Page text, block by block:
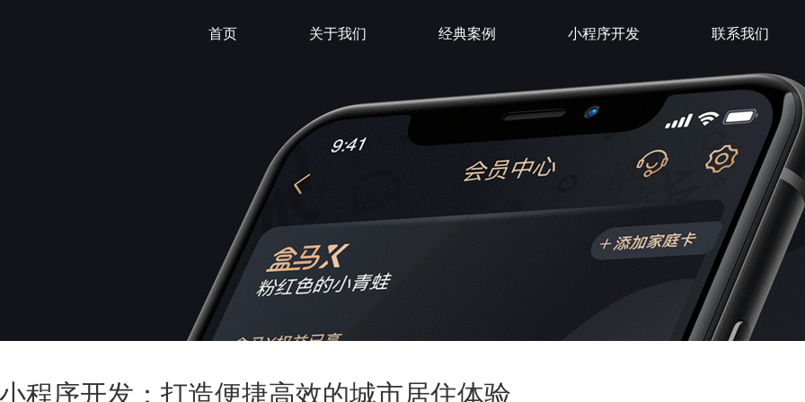
首页 关于我们 经典案例 小程序开发 联系我们
程序开发：打造便捷高效的城市居住体验